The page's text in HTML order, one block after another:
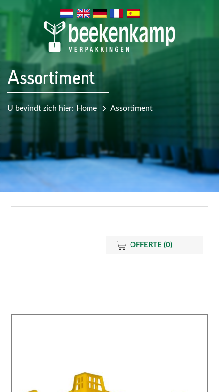
Assortiment
U bevindt zich hier: Home Assortiment
OFFERTE (0)